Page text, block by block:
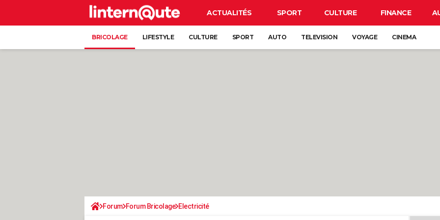
ACTUALITÉS SPORT CULTURE FINANCE
BRICOLAGE LIFESTYLE CULTURE SPORT AUTO TELEVISION VOYAGE CINEMA
Forum Forum Bricolage Electricité